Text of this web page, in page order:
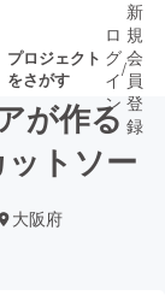
プロジェクト
をさがす
いプ
されます
ロ
グ
イ
ン
/
新
規
会
員
登
録
が作る
ットソー
大阪府